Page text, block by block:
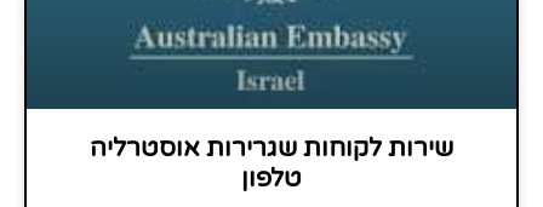
שירות לקוחות שגרירות אוסטרליה
טלפון